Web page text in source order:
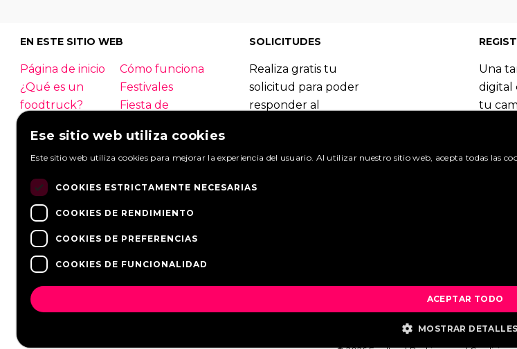
EN ESTE SITIO WEB
Página de inicio
Cómo funciona
¿Qué es un
foodtruck?
Festivales
Fiesta de
Boda
Contacto
Inicio de sesión
Información
PREGUNTAS
FRECUENTES
Socios
Noticias
SOLICITUDES
Realiza gratis tu
solicitud para poder
responder al
Hacer una solicitud »
Una
digital
tu
Ese sitio web utiliza cookies
Este sitio web utiliza cookies para mejorar la experiencia del usuario. Al utilizar nuestro sitio web, acepta todas las
COOKIES ESTRICTAMENTE NECESARIAS
COOKIES DE RENDIMIENTO
COOKIES DE PREFERENCIAS
COOKIES DE FUNCIONALIDAD
ACEPTAR TODO
MOSTRAR DETALLES